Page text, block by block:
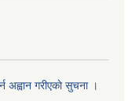
अह्वान गरीएकाे सुचना ।